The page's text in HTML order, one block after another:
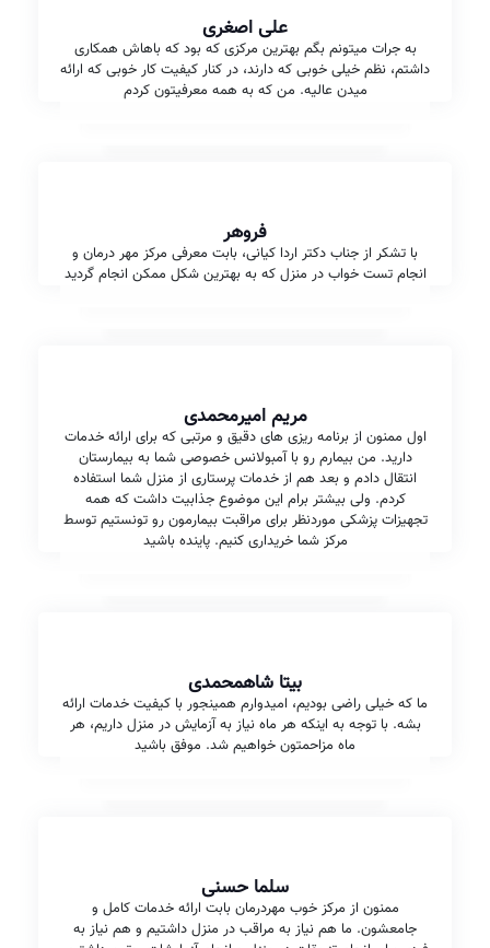
علی اصغری
به جرات میتونم بگم بهترین مرکزی که بود که باهاش همکاری
داشتم، نظم خیلی خوبی که دارند، در کنار کیفیت کار خوبی که ارائه
میدن عالیه. من که به همه معرفیتون کردم
فروهر
با تشکر از جناب دکتر اردا کیانی، بابت معرفی مرکز مهر درمان و
انجام تست خواب در منزل که به بهترین شکل ممکن انجام گردید
مریم امیرمحمدی
اول ممنون از برنامه ریزی های دقیق و مرتبی که برای ارائه خدمات
دارید. من بیمارم رو با آمبولانس خصوصی شما به بیمارستان
انتقال دادم و بعد هم از خدمات پرستاری از منزل شما استفاده
کردم. ولی بیشتر برام این موضوع جذابیت داشت که همه
تجهیزات پزشکی موردنظر برای مراقبت بیمارمون رو تونستیم توسط
مرکز شما خریداری کنیم. پاینده باشید
بیتا شاهمحمدی
ما که خیلی راضی بودیم، امیدوارم همینجور با کیفیت خدمات ارائه
بشه. با توجه به اینکه هر ماه نیاز به آزمایش در منزل داریم، هر
ماه مزاحمتون خواهیم شد. موفق باشید
سلما حسنی
ممنون از مرکز خوب مهردرمان بابت ارائه خدمات کامل و
جامعشون. ما هم نیاز به مراقب در منزل داشتیم و هم نیاز به